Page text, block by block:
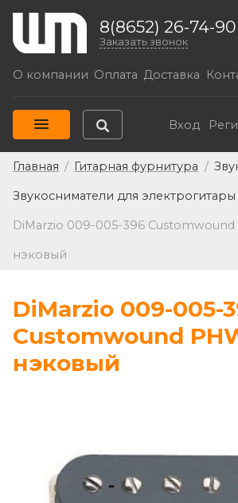
8(8652) 26-74-90
Заказать звонок
О компании Оплата Доставка
Вход
Главная / Гитарная фурнитура /
Звукосниматели для электрогитары
DiMarzio 009-005-396 Customwound
нэковый
DiMarzio 009-005-
Customwound
нэковый